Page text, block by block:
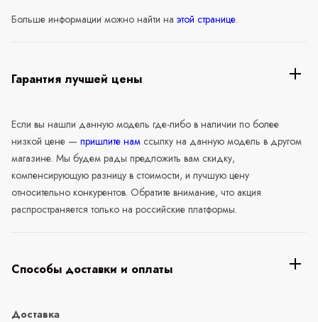
Больше информации можно найти на этой странице.
Гарантия лучшей цены
Если вы нашли данную модель где-либо в наличии по более
низкой цене — пришлите нам ссылку на данную модель в другом
магазине. Мы будем рады предложить вам скидку,
компенсирующую разницу в стоимости, и лучшую цену
относительно конкурентов. Обратите внимание, что акция
распространяется только на российские платформы.
Способы доставки и оплаты
Доставка